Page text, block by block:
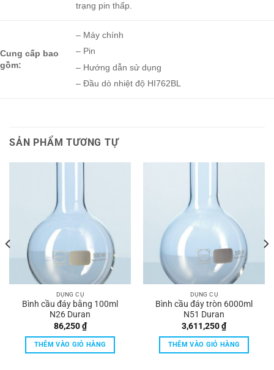
trạng pin thấp.
Cung cấp bao
gồm:
– Máy chính
– Pin
– Hướng dẫn sử dụng
– Đầu dò nhiệt độ HI762BL
SẢN PHẨM TƯƠNG TỰ
DỤNG CỤ
Bình cầu đáy bằng 100ml
N26 Duran
86,250₫
THÊM VÀO GIỎ HÀNG
DỤNG CỤ
Bình cầu đáy tròn 6000ml
N51 Duran
3,611,250₫
THÊM VÀO GIỎ HÀNG